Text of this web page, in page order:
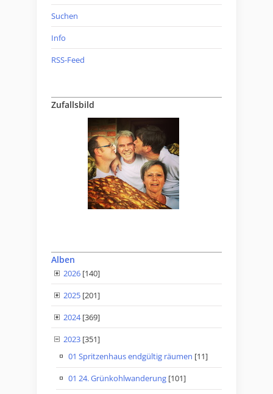
Suchen
Info
RSS-Feed
Zufallsbild
Alben
2026 [140]
2025 [201]
2024[369]
2023 [351]
01 Spritzenhaus endgültig räumen [11]
01 24. Grünkohlwanderung [101]